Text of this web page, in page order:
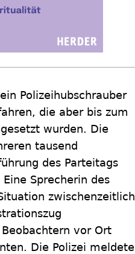
Polizeihubschrauber
die aber bis zum
wurden. Die
tausend
des Parteitags
Sprecherin des
zwischenzeitlich
vor Ort
Die Polizei meldete